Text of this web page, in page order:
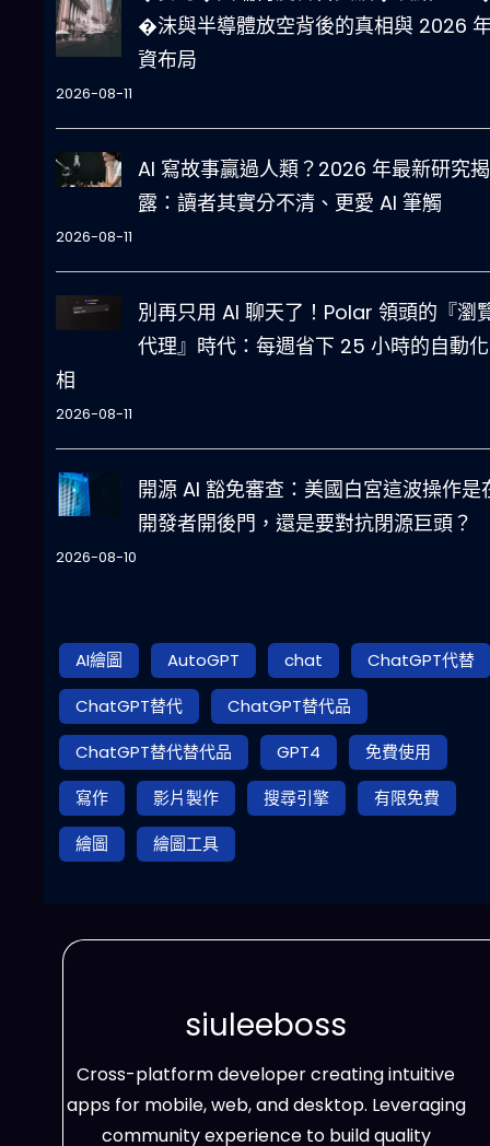
�沫與半導體放空背後的真相與 2026
資布局
2026-08-11
AI 寫故事贏過人類？2026 年最新研究揭
露：讀者其實分不清、更愛 AI 筆觸
2026-08-11
別再只用 AI 聊天了！Polar 領頭的『瀏
代理』時代：每週省下 25 小時的自動
相
2026-08-11
開源 AI 豁免審查：美國白宮這波操作是
開發者開後門，還是要對抗閉源巨頭？
2026-08-10
AI繪圖 AutoGPT chat
ChatGPT代替
ChatGPT替代
ChatGPT替代品
ChatGPT替代替代品
GPT4
免費使用
寫作
影片製作 搜尋引擎
有限免費
繪圖
繪圖工具
siuleeboss
Cross-platform developer creating intuitive
apps for mobile, web, and desktop. Leveraging
community experience to build quality